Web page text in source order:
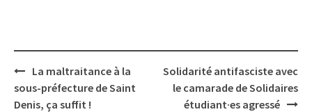
Post
navigation
La maltraitance à la
sous-préfecture de Saint
Denis, ça suffit !
Solidarité antifasciste avec
le camarade de Solidaires
étudiant·es agressé